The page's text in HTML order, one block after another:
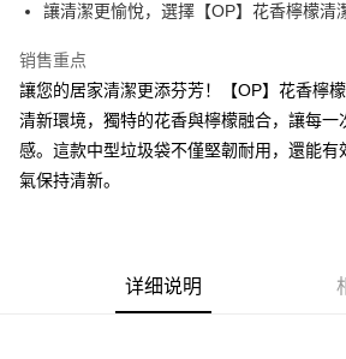
Google Pay
AFTEE先享后付
相关说明
一、關於 AFTEE先享後付
1. 於付款方式選擇AFTEE先享後付，將跳出
窗。
2. 進行簡訊驗證之後，即可完成結帳手續。
APP於四大便利商店‧ATM/網銀等方式進行付款
付款後全家取貨
讓清潔更愉悅，選擇【OP】花香檸檬清
销售重点
讓您的居家清潔更添芬芳！【OP】花香檸
清新環境，獨特的花香與檸檬融合，讓每一
感。這款中型垃圾袋不僅堅韌耐用，還能有
氣保持清新。
详细说明